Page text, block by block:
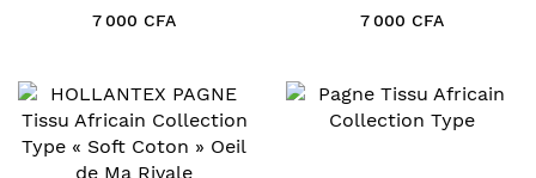
7 000 CFA 7 000 CFA